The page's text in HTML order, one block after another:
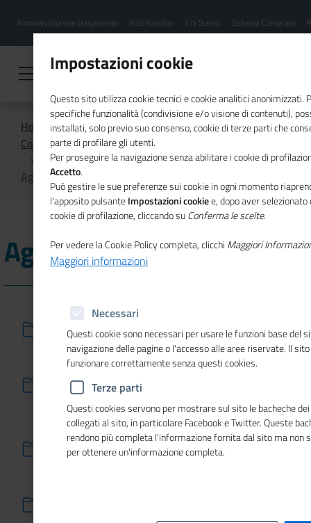
contenuto
Menu
hamburgher
Amministrazione trasparente Albo fornitori Chi Siamo Sistema Camerale
Home
Comunicazione istituzionale per il sistema camerale
Agenda
Agenda
03/12/2025 - Tappa in Abruzzo del Giro d'Italia
delle donne che fanno impresa
02/12/2025 - Presentazione dei risultati del
progetto europeo EULEP
27/11/2025 - "L'Italia Policentrica. Il Fermento
delle città intermedie", presentazione secondo
Impostazioni cookie
Questo sito utilizza cookie tecnici e cookie analitici anonimizzati.
specifiche funzionalità (condivisione e/o visione di contenuti),
installati, solo previo suo consenso, cookie di terze parti che
parte di profilare gli utenti.
Per proseguire la navigazione senza abilitare i cookie di
Accetto.
Può gestire le sue preferenze sui cookie in ogni momento
l'apposito pulsanteImpostazioni cookiee, dopo aver
cookie di profilazione, cliccando suConferma le scelte.
Per vedere la Cookie Policy completa, clicchi Maggiori
Maggiori informazioni
Necessari
Questi cookie sono necessari per usare le funzioni base del
navigazione delle pagine o l'accesso alle aree riservate. Il
funzionare correttamente senza questi cookies.
Terze parti
Questi cookies servono per mostrare sul sito le bacheche
collegati al sito, in particolare Facebook e Twitter. Queste
rendono più completa l'informazione fornita dal sito ma non
per ottenere un'informazione completa.